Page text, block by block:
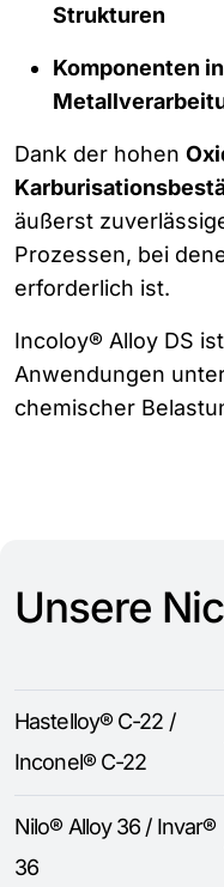
Strukturen
Komponenten in
Dank der hohen
äußerst
Prozessen, bei
erforderlich ist.
Incoloy® Alloy DS
Anwendungen
chemischer
Unsere
Hastelloy® C-22 /
Inconel® C-22
Nilo® Alloy 36 / Invar®
36